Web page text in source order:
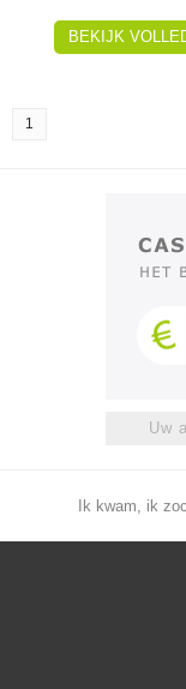
BEKIJK
1
Uw
Ik kwam, ik